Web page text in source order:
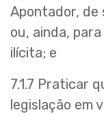
Apontador, de
ou, ainda,
ilícita; e
7.1.7 Praticar
legislação em